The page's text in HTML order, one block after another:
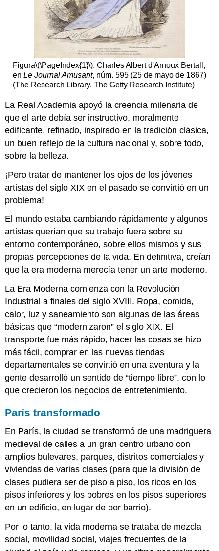
masacre
Soldados
habían
en
las
casas
de
gente.
Artista
clase
obrera
Cómo
una
masacre
Daumier
conocía
el
Recursos
adicionales:
Gustave
Courbet
Courbet,
Un
entierro
Ornans
Imágenes
Smarthistory
para
enseñanza
y
aprendizaje:
Courbet,
Los
rompepiedra
Realismo
realidad
Gustave
Courbet,
estudio
del
pintor:
Figura\(\PageIndex{1}\): Charles Albert d'Arnoux Bertall,
en Le Journal Amusant, núm. 595 (25 de mayo de 1867)
(The Research Library, The Getty Research Institute)
La Real Academia apoyó la creencia milenaria de
que el arte debía ser instructivo, moralmente
edificante, refinado, inspirado en la tradición clásica,
un buen reflejo de la cultura nacional y, sobre todo,
sobre la belleza.
¡Pero tratar de mantener los ojos de los jóvenes
artistas del siglo XIX en el pasado se convirtió en un
problema!
El mundo estaba cambiando rápidamente y algunos
artistas querían que su trabajo fuera sobre su
entorno contemporáneo, sobre ellos mismos y sus
propias percepciones de la vida. En definitiva, creían
que la era moderna merecía tener un arte moderno.
La Era Moderna comienza con la Revolución
Industrial a finales del siglo XVIII. Ropa, comida,
calor, luz y saneamiento son algunas de las áreas
básicas que “modernizaron” el siglo XIX. El
transporte fue más rápido, hacer las cosas se hizo
más fácil, comprar en las nuevas tiendas
departamentales se convirtió en una aventura y la
gente desarrolló un sentido de “tiempo libre”, con lo
que crecieron los negocios de entretenimiento.
París transformado
En París, la ciudad se transformó de una madriguera
medieval de calles a un gran centro urbano con
amplios bulevares, parques, distritos comerciales y
viviendas de varias clases (para que la división de
clases pudiera ser de piso a piso, los ricos en los
pisos inferiores y los pobres en los pisos superiores
en un edificio, en lugar de por barrio).
Por lo tanto, la vida moderna se trataba de mezcla
social, movilidad social, viajes frecuentes de la